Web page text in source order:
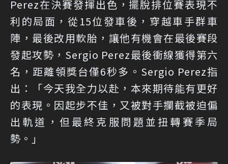
Perez在決賽發揮出色，擺脫排位賽表現不
利的局面，從15位發車後，穿越車手群車
陣，最後改用軟胎，讓他有機會在最後賽段
發起攻勢，Sergio Perez最後衝線獲得第六
名，距離領獎台僅6秒多。Sergio Perez指
出：「今天我全力以赴，本來期待能有更好
的表現。因起步不佳，又被對手攔截被迫偏
出軌道，但最終克服問題並扭轉賽季局
勢。」